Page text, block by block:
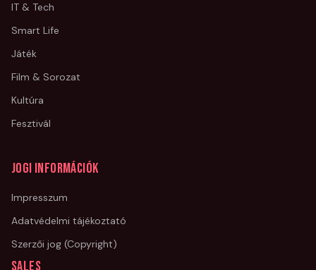
IT & Tech
Smart Life
Játék
Film & Sorozat
Kultúra
Fesztivál
Jogi információk
Impresszum
Adatvédelmi tájékoztató
Szerzői jog (Copyright)
Sales